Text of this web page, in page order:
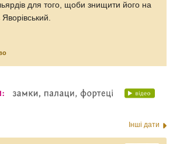
для того, щоби знищити його на
Інші дати